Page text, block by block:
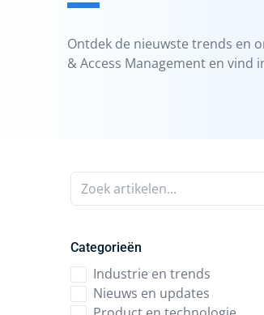
Ontdek de nieuwste trends en
& Access Management en vind
Zoek artikelen...
Categorieën
Industrie en trends
Nieuws en updates